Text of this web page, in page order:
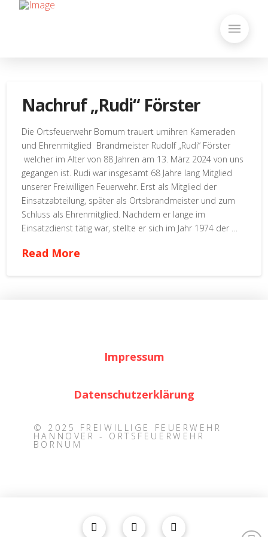
Nachruf „Rudi“ Förster
Die Ortsfeuerwehr Bornum trauert umihren Kameraden
und Ehrenmitglied Brandmeister Rudolf „Rudi“ Förster
welcher im Alter von 88 Jahren am 13. März 2024 von uns
gegangen ist. Rudi war insgesamt 68 Jahre lang Mitglied
unserer Freiwilligen Feuerwehr. Erst als Mitglied der
Einsatzabteilung, später als Ortsbrandmeister und zum
Schluss als Ehrenmitglied. Nachdem er lange im
Einsatzdienst tätig war, stellte er sich im Jahr 1974 der …
Read More
Impressum
Datenschutzerklärung
© 2025 FREIWILLIGE FEUERWEHR
HANNOVER - ORTSFEUERWEHR
BORNUM